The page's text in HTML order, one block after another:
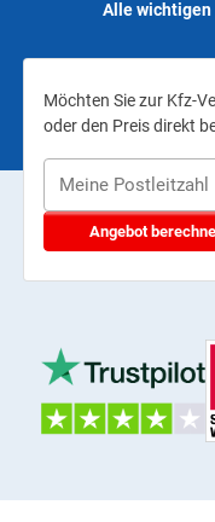
Alle wichtigen
Möchten Sie zur Kfz-
oder den Preis direkt
Angebot